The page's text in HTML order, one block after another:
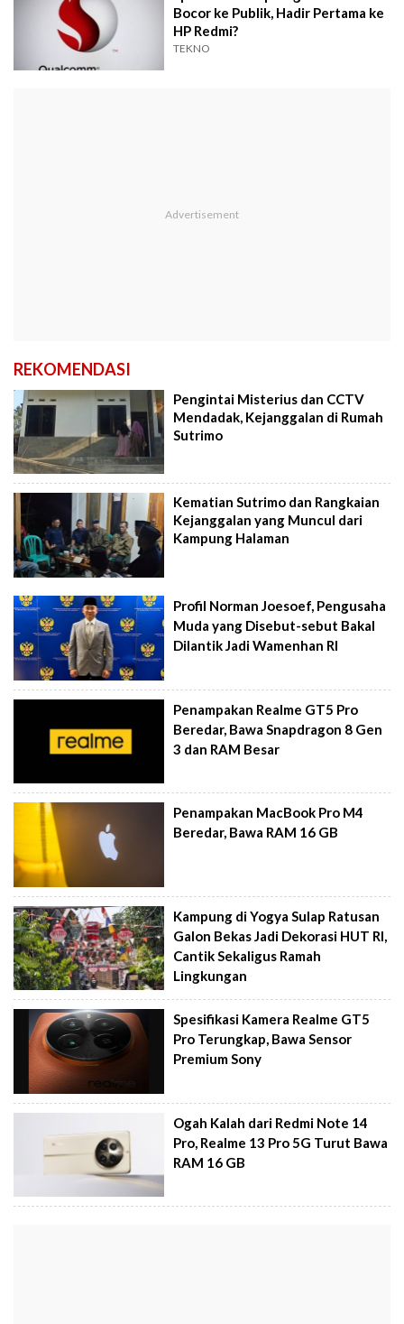
Bocor ke Publik, Hadir Pertama ke
HP Redmi?
TEKNO
REKOMENDASI
Pengintai Misterius dan CCTV
Mendadak, Kejanggalan di Rumah
Sutrimo
Kematian Sutrimo dan Rangkaian
Kejanggalan yang Muncul dari
Kampung Halaman
Profil Norman Joesoef, Pengusaha
Muda yang Disebut-sebut Bakal
Dilantik Jadi Wamenhan RI
Penampakan Realme GT5 Pro
Beredar, Bawa Snapdragon 8 Gen
3 dan RAM Besar
Penampakan MacBook Pro M4
Beredar, Bawa RAM 16 GB
Kampung di Yogya Sulap Ratusan
Galon Bekas Jadi Dekorasi HUT RI,
Cantik Sekaligus Ramah
Lingkungan
Spesifikasi Kamera Realme GT5
Pro Terungkap, Bawa Sensor
Premium Sony
Ogah Kalah dari Redmi Note 14
Pro, Realme 13 Pro 5G Turut Bawa
RAM 16 GB